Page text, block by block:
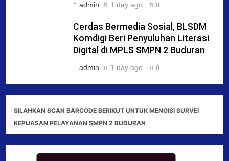
admin 1 day ago 0
Cerdas Bermedia Sosial, BLSDM
Komdigi Beri Penyuluhan Literasi
Digital di MPLS SMPN 2 Buduran
admin 1 day ago 0
SILAHKAN SCAN BARCODE BERIKUT UNTUK MENGISI SURVEI
KEPUASAN PELAYANAN SMPN 2 BUDURAN